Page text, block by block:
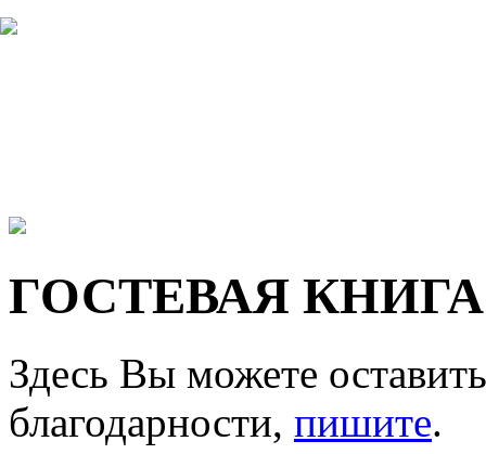
ГОСТЕВАЯ КНИГА
Здесь Вы можете
благодарности, пишите.